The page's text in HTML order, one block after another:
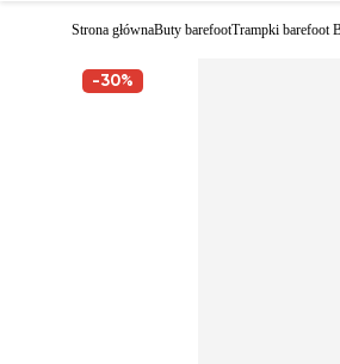
Strona głównaButy barefootTrampki barefoot
-30%